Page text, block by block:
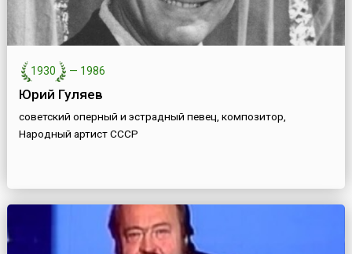
1930 — 1986
Юрий Гуляев
советский оперный и эстрадный певец, композитор,
Народный артист СССР